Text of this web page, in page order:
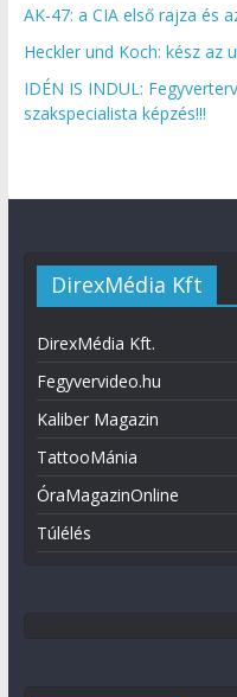
AK-47: a CIA első rajza és
Heckler und Koch: kész az
IDÉN IS INDUL:
szakspecialista képzés!!!
DirexMédia Kft
DirexMédia Kft.
Fegyvervideo.hu
Kaliber Magazin
TattooMánia
ÓraMagazinOnline
Túlélés